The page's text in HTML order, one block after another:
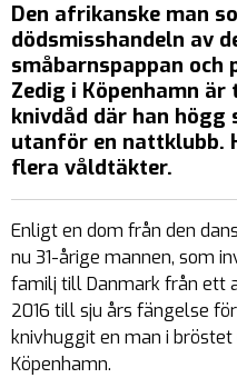
Den afrikanske man
dödsmisshandeln av
småbarnspappan och
Zedig i Köpenhamn
knivdåd där han
utanför en nattklubb.
flera våldtäkter.
Enligt en dom från den
nu 31-årige mannen, som
familj till Danmark från ett
2016 till sju års fängelse
knivhuggit en man i
Köpenhamn.